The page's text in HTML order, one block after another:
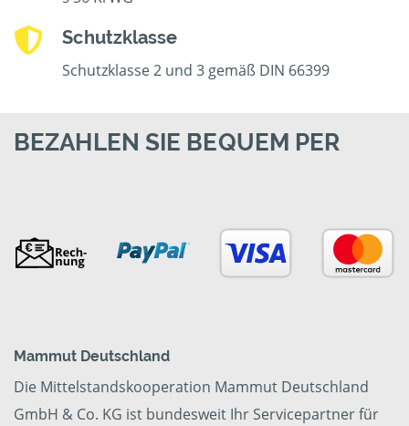
Schutzklasse
Schutzklasse 2 und 3 gemäß DIN 66399
BEZAHLEN SIE BEQUEM PER
Mammut Deutschland
Die Mittelstandskooperation Mammut Deutschland
GmbH & Co. KG ist bundesweit Ihr Servicepartner für